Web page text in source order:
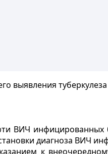
выявления
ВИЧ
диагноза ВИЧ
к